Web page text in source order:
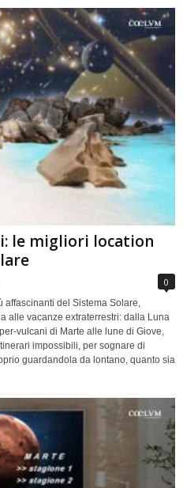
le migliori location
0
affascinanti del Sistema Solare,
alle vacanze extraterrestri: dalla Luna
vulcani di Marte alle lune di Giove,
impossibili, per sognare di
guardandola da lontano, quanto sia